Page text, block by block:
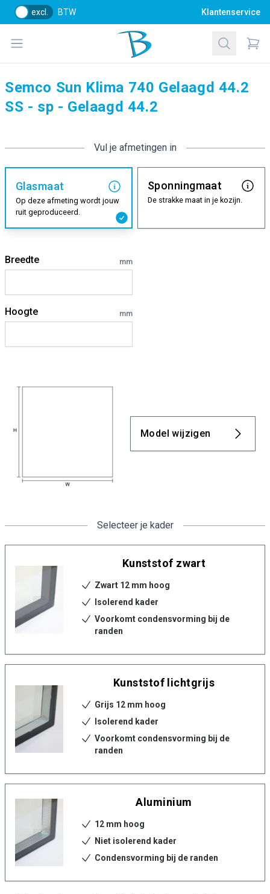
excl. BTW Klantenservice
Open menu
Bol Glascentrum B.V.
Zoeken
Semco Sun Klima 740 Gelaagd 44.2
SS - sp - Gelaagd 44.2
Vul je afmetingen in
Glasmaat
Op deze afmeting wordt jouw
ruit geproduceerd.
Sponningmaat
De strakke maat in je kozijn.
Breedte mm
Hoogte mm
Model wijzigen
Selecteer je kader
Kunststof zwart
Zwart 12 mm hoog
Isolerend kader
Voorkomt condensvorming bij de
randen
Kunststof lichtgrijs
Grijs 12 mm hoog
Isolerend kader
Voorkomt condensvorming bij de
randen
Aluminium
12 mm hoog
Niet isolerend kader
Condensvorming bij de randen